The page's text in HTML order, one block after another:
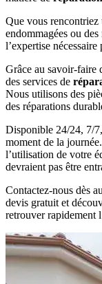
Que vous rencontriez
endommagées ou
l’expertise
Grâce au savoir-faire
des services de
Nous utilisons des
des réparations
Disponible 24/24, 7/
moment de la
l’utilisation de votre
devraient pas être
Contactez-nous dès
devis gratuit et
retrouver rapidement